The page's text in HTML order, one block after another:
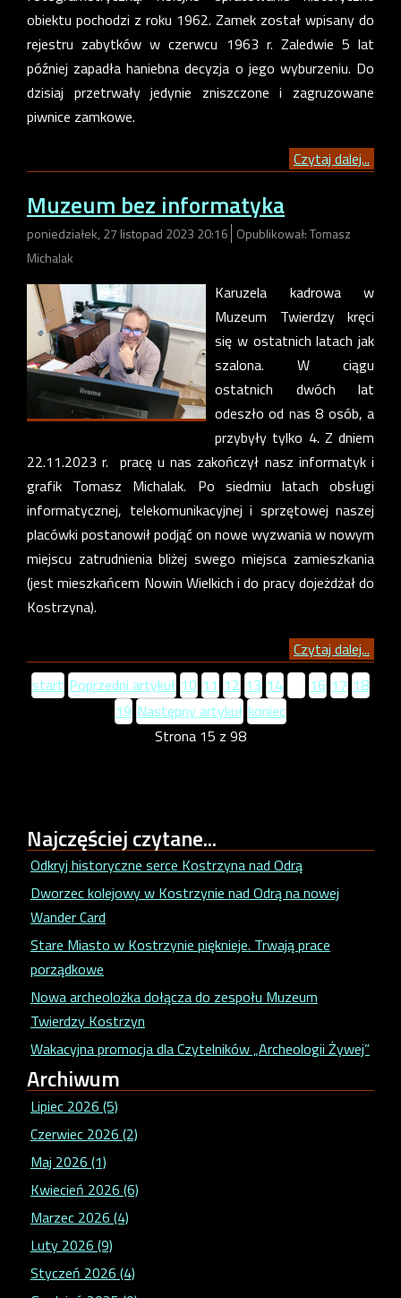
obiektu pochodzi z roku 1962. Zamek został wpisany do
rejestru zabytków w czerwcu 1963 r. Zaledwie 5 lat
później zapadła haniebna decyzja o jego wyburzeniu. Do
dzisiaj przetrwały jedynie zniszczone i zagruzowane
piwnice zamkowe.
Czytaj dalej...
Muzeum bez informatyka
poniedziałek, 27 listopad 2023 20:16 Opublikował: Tomasz
Michalak
Karuzela kadrowa w
Muzeum Twierdzy kręci
się w ostatnich latach jak
szalona. W ciągu
ostatnich dwóch lat
odeszło od nas 8 osób, a
przybyły tylko 4. Z dniem
22.11.2023 r. pracę u nas zakończył nasz informatyk i
grafik Tomasz Michalak. Po siedmiu latach obsługi
informatycznej, telekomunikacyjnej i sprzętowej naszej
placówki postanowił podjąć on nowe wyzwania w nowym
miejscu zatrudnienia bliżej swego miejsca zamieszkania
(jest mieszkańcem Nowin Wielkich i do pracy dojeżdżał do
Kostrzyna).
Czytaj dalej...
start Poprzedni artykuł 10 11 12 13 14 16 17 18
19 Następny artykuł koniec
Strona 15 z 98
Najczęściejczytane...
Odkryj historyczne serce Kostrzyna nad Odrą
Dworzec kolejowy w Kostrzynie nad Odrą na nowej
Wander Card
Stare Miasto w Kostrzynie pięknieje. Trwają prace
porządkowe
Nowa archeolożka dołącza do zespołu Muzeum
Twierdzy Kostrzyn
Wakacyjna promocja dla Czytelników „Archeologii Żywej”
Archiwum
Lipiec 2026 (5)
Czerwiec 2026 (2)
Maj 2026 (1)
Kwiecień 2026 (6)
Marzec 2026 (4)
Luty 2026 (9)
Styczeń 2026 (4)